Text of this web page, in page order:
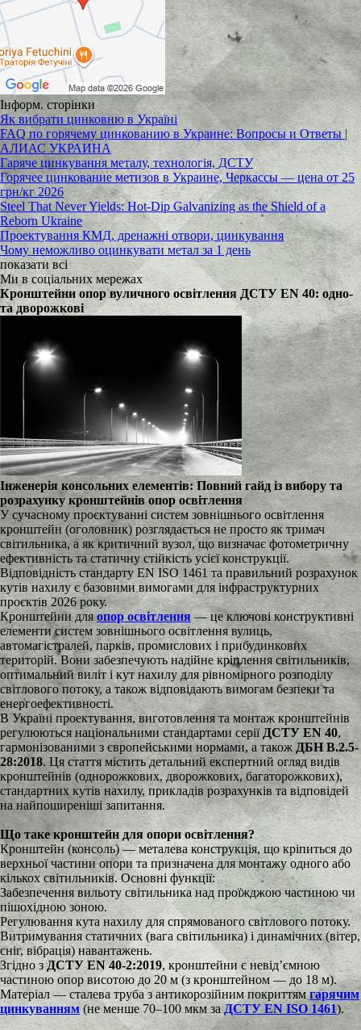
Інформ. сторінки
Як вибрати цинковню в Україні
FAQ по горячему цинкованию в Украине: Вопросы и Ответы |
АЛИАС УКРАИНА
Гаряче цинкування металу, технологія, ДСТУ
Горячее цинкование метизов в Украине, Черкассы — цена от 25
грн/кг 2026
Steel That Never Yields: Hot-Dip Galvanizing as the Shield of a
Reborn Ukraine
Проектування КМД, дренажні отвори, цинкування
Чому неможливо оцинкувати метал за 1 день
показати всі
Ми в соціальних мережах
Кронштейни опор вуличного освітлення ДСТУ EN 40: одно-
та дворожкові
Інженерія консольних елементів: Повний гайд із вибору та
розрахунку кронштейнів опор освітлення
У сучасному проєктуванні систем зовнішнього освітлення
кронштейн (оголовник) розглядається не просто як тримач
світильника, а як критичний вузол, що визначає фотометричну
ефективність та статичну стійкість усієї конструкції.
Відповідність стандарту EN ISO 1461 та правильний розрахунок
кутів нахилу є базовими вимогами для інфраструктурних
проєктів 2026 року.
Кронштейни дляопор освітлення — це ключові конструктивні
елементи систем зовнішнього освітлення вулиць,
автомагістралей, парків, промислових і прибудинкових
територій. Вони забезпечують надійне кріплення світильників,
оптимальний виліт і кут нахилу для рівномірного розподілу
світлового потоку, а також відповідають вимогам безпеки та
енергоефективності.
В Україні проектування, виготовлення та монтаж кронштейнів
регулюються національними стандартами серії ДСТУ EN 40,
гармонізованими з європейськими нормами, а також ДБН В.2.5-
28:2018. Ця стаття містить детальний експертний огляд видів
кронштейнів (однорожкових, дворожкових, багаторожкових),
стандартних кутів нахилу, прикладів розрахунків та відповідей
на найпоширеніші запитання.
Що таке кронштейн для опори освітлення?
Кронштейн (консоль) — металева конструкція, що кріпиться до
верхньої частини опори та призначена для монтажу одного або
кількох світильників. Основні функції:
Забезпечення вильоту світильника над проїжджою частиною чи
пішохідною зоною.
Регулювання кута нахилу для спрямованого світлового потоку.
Витримування статичних (вага світильника) і динамічних (вітер,
сніг, вібрація) навантажень.
Згідно зДСТУ EN 40-2:2019, кронштейни є невід’ємною
частиною опор висотою до 20 м (з кронштейном — до 18 м).
Матеріал — сталева труба з антикорозійним покриттямгарячим
цинкуванням (не менше 70–100 мкм за ДСТУ EN ISO 1461).